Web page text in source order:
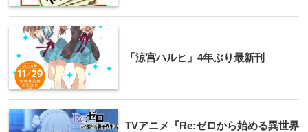
「涼宮ハルヒ」4年ぶり最新刊
TVアニメ『Re:ゼロから始める異世界